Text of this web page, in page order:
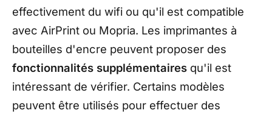
effectivement du wifi ou qu'il est compatible
avec AirPrint ou Mopria. Les imprimantes à
bouteilles d'encre peuvent proposer des
fonctionnalités supplémentaires qu'il est
intéressant de vérifier. Certains modèles
peuvent être utilisés pour effectuer des